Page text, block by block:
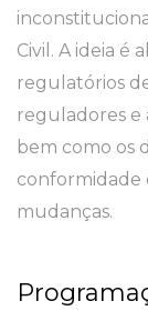
Civil. A ideia é
regulatórios
reguladores e
bem como os
conformidade
mudanças.